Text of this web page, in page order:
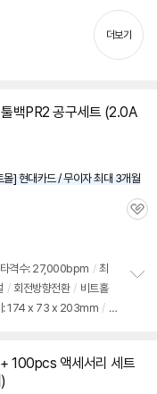
기
더보기
백PR2 공구세트 (2.0A
] 현대카드 / 무이자 최대 3개월
관
타격수: 27,000bpm / 최
/ 회전방향전환 / 비트홀
: 174 x 73 x 203mm /
100pcs 액세서리 세트